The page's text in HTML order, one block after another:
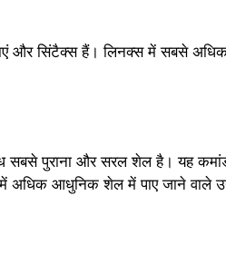
और सिंटैक्स हैं। लिनक्स में सबसे
सबसे पुराना और सरल शेल है। यह
अधिक आधुनिक शेल में पाए जाने वाले